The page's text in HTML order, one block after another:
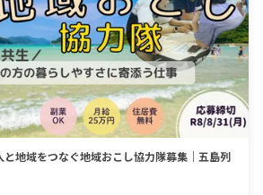
と地域をつなぐ地域おこし協力隊募集｜五島列